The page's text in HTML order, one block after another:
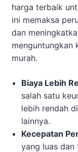
harga terbaik
ini memaksa
dan
menguntungkan
murah.
Biaya Lebih
salah satu
lebih rendah
lainnya.
Kecepatan
yang luas